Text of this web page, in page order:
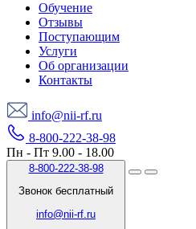
Обучение
Отзывы
Поступающим
Услуги
Об организации
Контакты
info@nii-rf.ru
8-800-222-38-98
Пн - Пт 9.00 - 18.00
8-800-222-38-98
Звонок бесплатный
info@nii-rf.ru